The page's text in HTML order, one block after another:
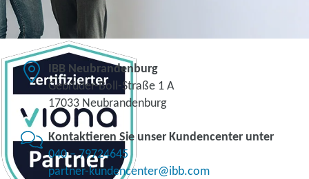
IBB Neubrandenburg
Gebrüder-Boll-Straße 1 A
17033 Neubrandenburg
Kontaktieren Sie unser Kundencenter unter
040 – 79724645
partner-kundencenter@ibb.com